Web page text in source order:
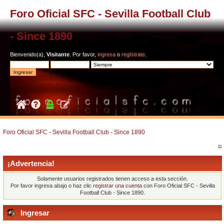
Foro Oficial SFC - Sevilla Football Club
- Since 1890
Bienvenido(a), Visitante . Por favor, ingresa o regístrate
Foro Oficial SFC - Sevilla Football Club - Since 1890
¡Advertencia!
Solamente usuarios registrados tienen acceso a esta sección.
Por favor ingresa abajo o haz clic registrar una cuentacon Foro Oficial SFC - Sevilla
Football Club - Since 1890.
Ingresar